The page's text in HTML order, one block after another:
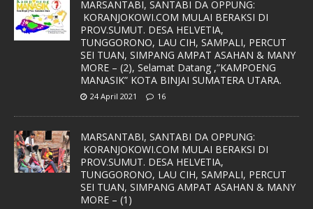
MARSANTABI, SANTABI DA OPPUNG:
KORANJOKOWI.COM MULAI BERAKSI DI
PROV.SUMUT. DESA HELVETIA,
TUNGGORONO, LAU CIH, SAMPALI, PERCUT
SEI TUAN, SIMPANG AMPAT ASAHAN & MANY
MORE – (2), Selamat Datang ,”KAMPOENG
MANASIK” KOTA BINJAI SUMATERA UTARA.
24 April 2021 16
MARSANTABI, SANTABI DA OPPUNG:
KORANJOKOWI.COM MULAI BERAKSI DI
PROV.SUMUT. DESA HELVETIA,
TUNGGORONO, LAU CIH, SAMPALI, PERCUT
SEI TUAN, SIMPANG AMPAT ASAHAN & MANY
MORE – (1)